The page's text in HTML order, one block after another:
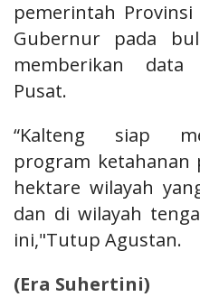
pemerintah
Gubernur pada
memberikan data
Pusat.
“Kalteng siap
program ketahanan
hektare wilayah
dan di wilayah
ini,"Tutup Agustan.
(Era Suhertini)